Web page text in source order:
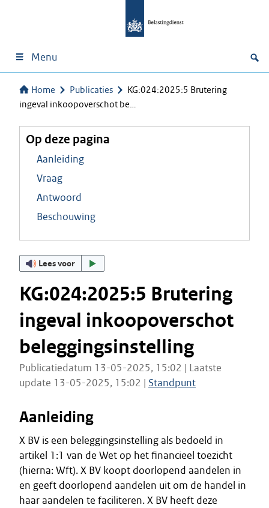
Menu
Home Publicaties
KG:024:2025:5 Brutering
ingeval inkoopoverschot be…
Op deze pagina
Aanleiding
Vraag
Antwoord
Beschouwing
Lees voor
KG:024:2025:5 Brutering
ingeval inkoopoverschot
beleggingsinstelling
Publicatiedatum 13-05-2025, 15:02 | Laatste
update 13-05-2025, 15:02 | Standpunt
Aanleiding
X BV is een beleggingsinstelling als bedoeld in
artikel 1:1 van de Wet op het financieel toezicht
(hierna: Wft). X BV koopt doorlopend aandelen in
en geeft doorlopend aandelen uit om de handel in
haar aandelen te faciliteren. X BV heeft deze